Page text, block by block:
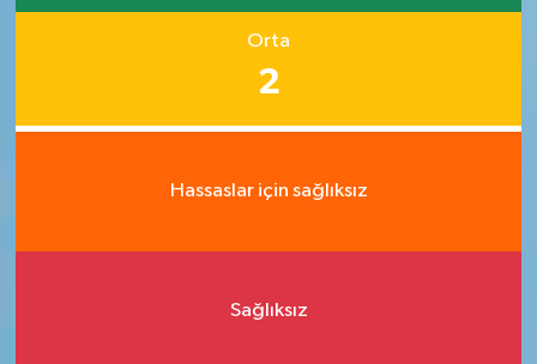
Orta
2
Hassaslar için sağlıksız
Sağlıksız